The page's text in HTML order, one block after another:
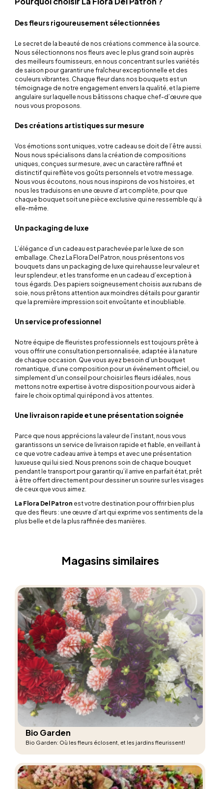
Des fleurs rigoureusement sélectionnées
Le secret de la beauté de nos créations commence à la source.
Nous sélectionnons nos fleurs avec le plus grand soin auprès
des meilleurs fournisseurs, en nous concentrant sur les variétés
de saison pour garantir une fraîcheur exceptionnelle et des
couleurs vibrantes. Chaque fleur dans nos bouquets est un
témoignage de notre engagement envers la qualité, et la pierre
angulaire sur laquelle nous bâtissons chaque chef-d’œuvre que
nous vous proposons.
Des créations artistiques sur mesure
Vos émotions sont uniques, votre cadeau se doit de l’être aussi.
Nous nous spécialisons dans la création de compositions
uniques, conçues sur mesure, avec un caractère raffiné et
distinctif qui reflète vos goûts personnels et votre message.
Nous vous écoutons, nous nous inspirons de vos histoires, et
nous les traduisons en une œuvre d’art complète, pour que
chaque bouquet soit une pièce exclusive qui ne ressemble qu’à
elle-même.
Un packaging de luxe
L’élégance d’un cadeau est parachevée par le luxe de son
emballage. Chez La Flora Del Patron, nous présentons vos
bouquets dans un packaging de luxe qui rehausse leur valeur et
leur splendeur, et les transforme en un cadeau d’exception à
tous égards. Des papiers soigneusement choisis aux rubans de
soie, nous prêtons attention aux moindres détails pour garantir
que la première impression soit envoûtante et inoubliable.
Un service professionnel
Notre équipe de fleuristes professionnels est toujours prête à
vous offrir une consultation personnalisée, adaptée à la nature
de chaque occasion. Que vous ayez besoin d’un bouquet
romantique, d’une composition pour un événement officiel, ou
simplement d’un conseil pour choisir les fleurs idéales, nous
mettons notre expertise à votre disposition pour vous aider à
faire le choix optimal qui répond à vos attentes.
Une livraison rapide et une présentation soignée
Parce que nous apprécions la valeur de l’instant, nous vous
garantissons un service de livraison rapide et fiable, en veillant à
ce que votre cadeau arrive à temps et avec une présentation
luxueuse qui lui sied. Nous prenons soin de chaque bouquet
pendant le transport pour garantir qu’il arrive en parfait état, prêt
à être offert directement pour dessiner un sourire sur les visages
de ceux que vous aimez.
La Flora Del Patron est votre destination pour offrir bien plus
que des fleurs : une œuvre d’art qui exprime vos sentiments de la
plus belle et de la plus raffinée des manières.
Magasins similaires
Bio Garden
Bio Garden: Où les fleurs éclosent, et les jardins fleurissent!